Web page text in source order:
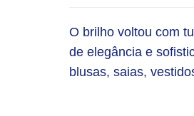
O brilho voltou com
de elegância e
blusas, saias,